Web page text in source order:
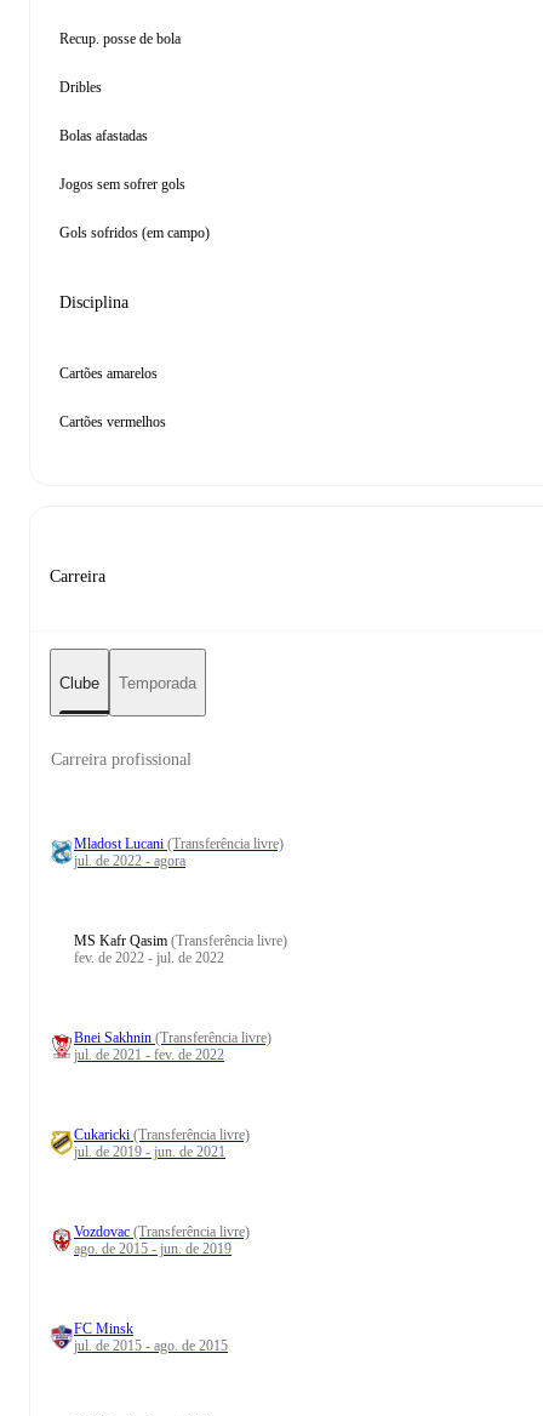
Recup. posse de bola
Dribles
Bolas afastadas
Jogos sem sofrer gols
Gols sofridos (em campo)
Disciplina
Cartões amarelos
Cartões vermelhos
Carreira
Clube Temporada
Carreira profissional
Mladost Lucani (Transferência livre)
jul. de 2022 - agora
MS Kafr Qasim (Transferência livre)
fev. de 2022 - jul. de 2022
Bnei Sakhnin (Transferência livre)
jul. de 2021 - fev. de 2022
Cukaricki (Transferência livre)
jul. de 2019 - jun. de 2021
Vozdovac (Transferência livre)
ago. de 2015 - jun. de 2019
FC Minsk
jul. de 2015 - ago. de 2015